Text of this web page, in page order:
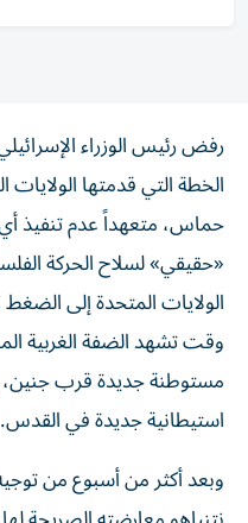
رفض رئيس الوزراء
الخطة التي قدمتها
حماس، متعهداً عدم تنفيذ
«حقيقي» لسلاح الحركة
الولايات المتحدة إلى
وقت تشهد الضفة الغربية
استيطانية جديدة في القدس.
وبعد أكثر من أسبوع من